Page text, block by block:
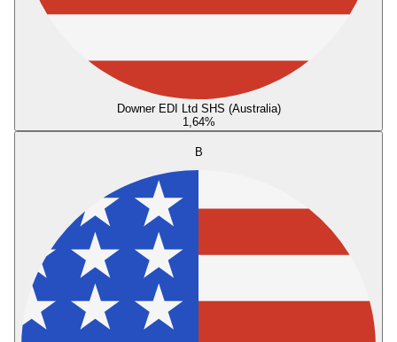
Downer EDI Ltd SHS (Australia)
1,64%
B